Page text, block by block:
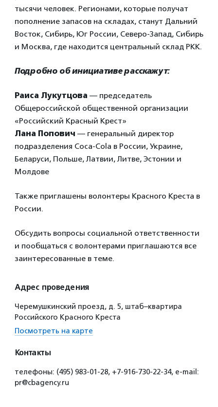
тысячи человек. Регионами, которые получат
пополнение запасов на складах, станут Дальний
Восток, Сибирь, Юг России, Северо-Запад, Сибирь
и Москва, где находится центральный склад РКК.
Подробно об инициативе расскажут:
Раиса Лукутцова — председатель
Общероссийской общественной организации
«Российский Красный Крест»
Лана Попович — генеральный директор
подразделения Coca-Cola в России, Украине,
Беларуси, Польше, Латвии, Литве, Эстонии и
Молдове
Также приглашены волонтеры Красного Креста в
России.
Обсудить вопросы социальной ответственности
и пообщаться с волонтерами приглашаются все
заинтересованные в теме.
Адрес проведения
Черемушкинский проезд, д. 5, штаб–квартира
Российского Красного Креста
Посмотреть на карте
Контакты
телефоны: (495) 983-01-28, +7-916-730-22-34, e-mail:
pr@cbagency.ru